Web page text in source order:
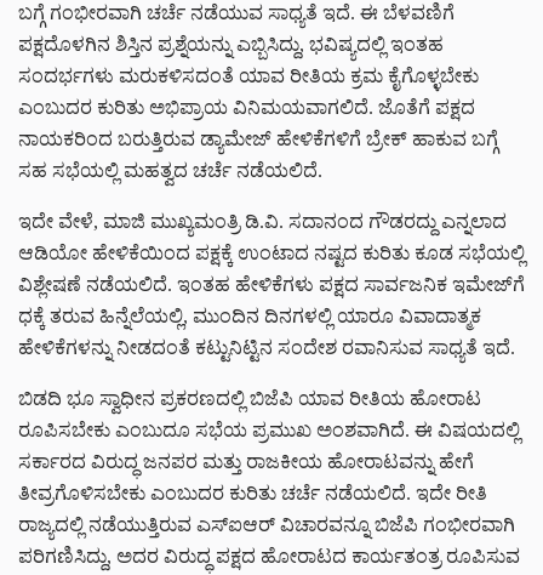
ಬಗ್ಗೆ ಗಂಭೀರವಾಗಿ ಚರ್ಚೆ ನಡೆಯುವ ಸಾಧ್ಯತೆ ಇದೆ. ಈ ಬೆಳವಣಿಗೆ
ಪಕ್ಷದೊಳಗಿನ ಶಿಸ್ತಿನ ಪ್ರಶ್ನೆಯನ್ನು ಎಬ್ಬಿಸಿದ್ದು, ಭವಿಷ್ಯದಲ್ಲಿ ಇಂತಹ
ಸಂದರ್ಭಗಳು ಮರುಕಳಿಸದಂತೆ ಯಾವ ರೀತಿಯ ಕ್ರಮ ಕೈಗೊಳ್ಳಬೇಕು
ಎಂಬುದರ ಕುರಿತು ಅಭಿಪ್ರಾಯ ವಿನಿಮಯವಾಗಲಿದೆ. ಜೊತೆಗೆ ಪಕ್ಷದ
ನಾಯಕರಿಂದ ಬರುತ್ತಿರುವ ಡ್ಯಾಮೇಜ್ ಹೇಳಿಕೆಗಳಿಗೆ ಬ್ರೇಕ್ ಹಾಕುವ ಬಗ್ಗೆ
ಸಹ ಸಭೆಯಲ್ಲಿ ಮಹತ್ವದ ಚರ್ಚೆ ನಡೆಯಲಿದೆ.
ಇದೇ ವೇಳೆ, ಮಾಜಿ ಮುಖ್ಯಮಂತ್ರಿ ಡಿ.ವಿ. ಸದಾನಂದ ಗೌಡರದ್ದು ಎನ್ನಲಾದ
ಆಡಿಯೋ ಹೇಳಿಕೆಯಿಂದ ಪಕ್ಷಕ್ಕೆ ಉಂಟಾದ ನಷ್ಟದ ಕುರಿತು ಕೂಡ ಸಭೆಯಲ್ಲಿ
ವಿಶ್ಲೇಷಣೆ ನಡೆಯಲಿದೆ. ಇಂತಹ ಹೇಳಿಕೆಗಳು ಪಕ್ಷದ ಸಾರ್ವಜನಿಕ ಇಮೇಜ್‌ಗೆ
ಧಕ್ಕೆ ತರುವ ಹಿನ್ನೆಲೆಯಲ್ಲಿ, ಮುಂದಿನ ದಿನಗಳಲ್ಲಿ ಯಾರೂ ವಿವಾದಾತ್ಮಕ
ಹೇಳಿಕೆಗಳನ್ನು ನೀಡದಂತೆ ಕಟ್ಟುನಿಟ್ಟಿನ ಸಂದೇಶ ರವಾನಿಸುವ ಸಾಧ್ಯತೆ ಇದೆ.
ಬಿಡದಿ ಭೂ ಸ್ವಾಧೀನ ಪ್ರಕರಣದಲ್ಲಿ ಬಿಜೆಪಿ ಯಾವ ರೀತಿಯ ಹೋರಾಟ
ರೂಪಿಸಬೇಕು ಎಂಬುದೂ ಸಭೆಯ ಪ್ರಮುಖ ಅಂಶವಾಗಿದೆ. ಈ ವಿಷಯದಲ್ಲಿ
ಸರ್ಕಾರದ ವಿರುದ್ಧ ಜನಪರ ಮತ್ತು ರಾಜಕೀಯ ಹೋರಾಟವನ್ನು ಹೇಗೆ
ತೀವ್ರಗೊಳಿಸಬೇಕು ಎಂಬುದರ ಕುರಿತು ಚರ್ಚೆ ನಡೆಯಲಿದೆ. ಇದೇ ರೀತಿ
ರಾಜ್ಯದಲ್ಲಿ ನಡೆಯುತ್ತಿರುವ ಎಸ್‌ಐಆರ್ ವಿಚಾರವನ್ನೂ ಬಿಜೆಪಿ ಗಂಭೀರವಾಗಿ
ಪರಿಗಣಿಸಿದ್ದು, ಅದರ ವಿರುದ್ಧ ಪಕ್ಷದ ಹೋರಾಟದ ಕಾರ್ಯತಂತ್ರ ರೂಪಿಸುವ